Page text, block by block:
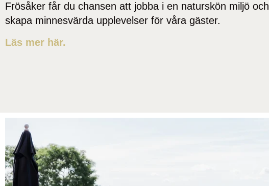
Frösåker får du chansen att jobba i en naturskön miljö och
skapa minnesvärda upplevelser för våra gäster.
Läs mer här.